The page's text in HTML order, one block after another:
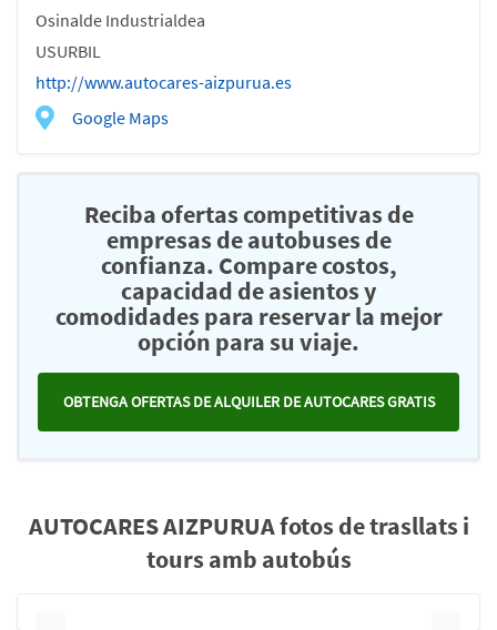
Osinalde Industrialdea
USURBIL
http://www.autocares-aizpurua.es
Google Maps
Reciba ofertas competitivas de
empresas de autobuses de
confianza. Compare costos,
capacidad de asientos y
comodidades para reservar la mejor
opción para su viaje.
OBTENGA OFERTAS DE ALQUILER DE AUTOCARES GRATIS
AUTOCARES AIZPURUA fotos de trasllats i
tours amb autobús